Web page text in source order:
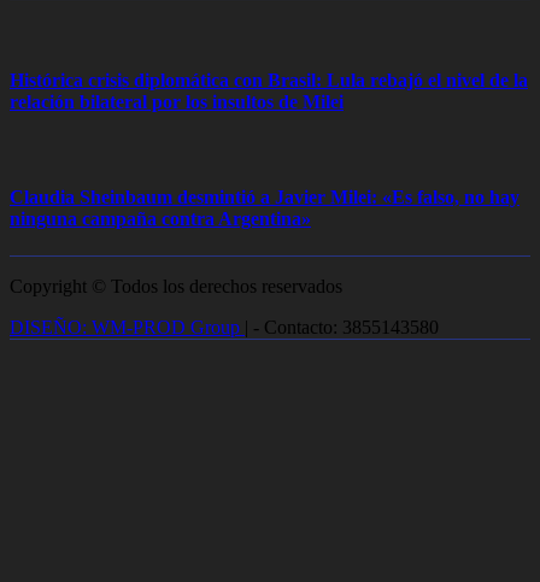
Histórica crisis diplomática con Brasil: Lula rebajó el nivel de la
relación bilateral por los insultos de Milei
Claudia Sheinbaum desmintió a Javier Milei: «Es falso, no hay
ninguna campaña contra Argentina»
Copyright © Todos los derechos reservados
DISEÑO: WM-PROD Group | - Contacto: 3855143580